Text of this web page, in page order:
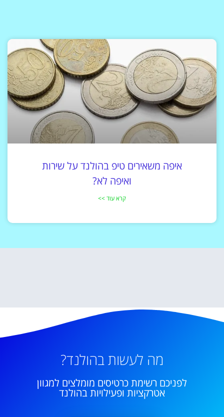
איפה משאירים טיפ בהולנד על שירות
ואיפה לא?
קרא עוד >>
מה לעשות בהולנד?
לפניכם רשימת כרטיסים מומלצים למגוון
אטרקציות ופעילויות בהולנד